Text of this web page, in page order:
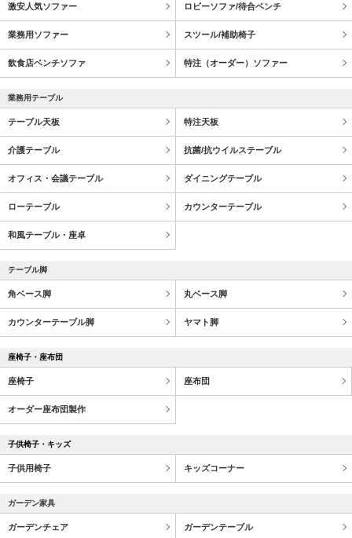
激安人気ソファー ロビーソファ/待合ベンチ
業務用ソファー スツール/補助椅子
飲食店ベンチソファ 特注（オーダー）ソファー
業務用テーブル
テーブル天板 特注天板
介護テーブル 抗菌/抗ウイルステーブル
オフィス・会議テーブル ダイニングテーブル
ローテーブル カウンターテーブル
和風テーブル・座卓
テーブル脚
角ベース脚 丸ベース脚
カウンターテーブル脚 ヤマト脚
座椅子・座布団
座椅子 座布団
オーダー座布団製作
子供椅子・キッズ
子供用椅子 キッズコーナー
ガーデン家具
ガーデンチェア ガーデンテーブル